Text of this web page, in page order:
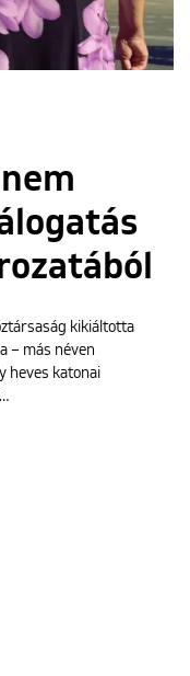
kikiáltotta
– más néven
heves katonai